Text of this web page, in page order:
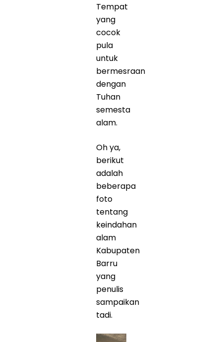
Tempat
yang
cocok
pula
untuk
bermesraan
dengan
Tuhan
semesta
alam.
Oh ya,
berikut
adalah
beberapa
foto
tentang
keindahan
alam
Kabupaten
Barru
yang
penulis
sampaikan
tadi.